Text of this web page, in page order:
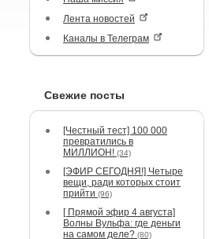
Лента новостей
Каналы в Телеграм
Свежие посты
[Честный тест] 100 000
превратились в
МИЛЛИОН! (34)
[ЭФИР СЕГОДНЯ!] Четыре
вещи, ради которых стоит
прийти (96)
[ Прямой эфир 4 августа]
Волны Вульфа: где деньги
на самом деле? (80)